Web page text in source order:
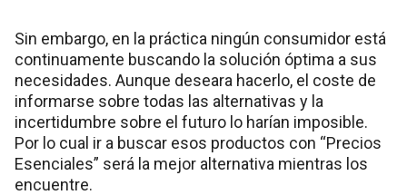
Sin embargo, en la práctica ningún consumidor está
continuamente buscando la solución óptima a sus
necesidades. Aunque deseara hacerlo, el coste de
informarse sobre todas las alternativas y la
incertidumbre sobre el futuro lo harían imposible.
Por lo cual ir a buscar esos productos con “Precios
Esenciales” será la mejor alternativa mientras los
encuentre.